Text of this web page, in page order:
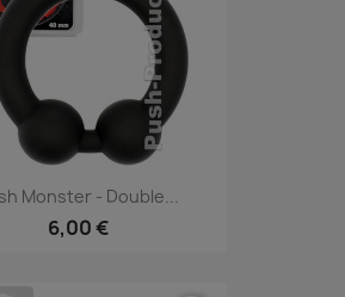
Monster - Double...
6,00 €